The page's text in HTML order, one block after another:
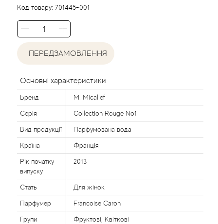
Код товару: 701445-001
ПЕРЕДЗАМОВЛЕННЯ
Основні характеристики
Бренд M. Micallef
Серія Collection Rouge No1
Вид продукції Парфумована вода
Країна Франція
Рік початку
випуску
2013
Стать Для жінок
Парфумер Francoise Caron
Групи
Фруктові, Квіткові
Agent Provocateur
Agonist
Aigner
Aj Arabia (Widian)
Ajmal
Al Haramain
Al Jazeera
Alaia Paris
Alexander McQueen